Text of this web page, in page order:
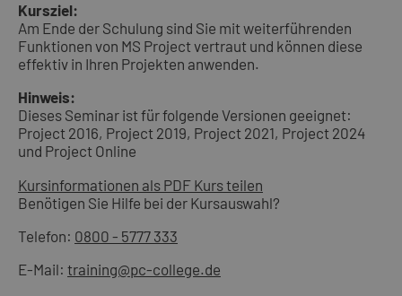
Kursziel:
Am Ende der Schulung sind Sie mit weiterführenden
Funktionen von MS Project vertraut und können diese
effektiv in Ihren Projekten anwenden.
Hinweis:
Dieses Seminar ist für folgende Versionen geeignet:
Project 2016, Project 2019, Project 2021, Project 2024
und Project Online
Kursinformationen als PDF Kurs teilen
Benötigen Sie Hilfe bei der Kursauswahl?
Telefon: 0800 - 5777 333
E-Mail: training@pc-college.de